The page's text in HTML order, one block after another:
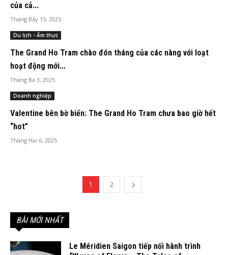
của cả...
Tháng Bảy 15, 2025
Du lịch - Ẩm thực
The Grand Ho Tram chào đón tháng của các nàng với loạt
hoạt động mới...
Tháng Ba 3, 2025
Doanh nghiệp
Valentine bên bờ biển: The Grand Ho Tram chưa bao giờ hết
“hot”
Tháng Hai 6, 2025
1 2
BÀI MỚI NHẤT
Le Méridien Saigon tiếp nối hành trình